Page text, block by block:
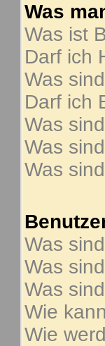
Was
Was ist
Darf ich
Was
Darf ich
Was
Was
Was
Was
Was
Was
Wie
Wie